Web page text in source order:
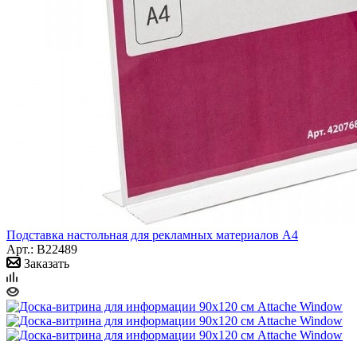
Подставка настольная для рекламных материалов А4
Арт.: B22489
Заказать